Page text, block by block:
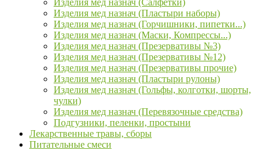
Изделия мед назнач (Салфетки)
Изделия мед назнач (Пластыри наборы)
Изделия мед назнач (Горчишники, пипетки...)
Изделия мед назнач (Маски, Компрессы...)
Изделия мед назнач (Презервативы №3)
Изделия мед назнач (Презервативы №12)
Изделия мед назнач (Презервативы прочие)
Изделия мед назнач (Пластыри рулоны)
Изделия мед назнач (Гольфы, колготки, шорты,
чулки)
Изделия мед назнач (Перевязочные средства)
Подгузники, пеленки, простыни
Лекарственные травы, сборы
Питательные смеси